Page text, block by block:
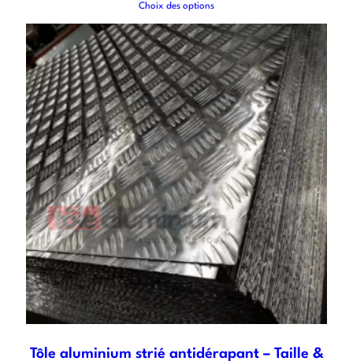
Choix des options
Tôle aluminium strié antidérapant – Taille &